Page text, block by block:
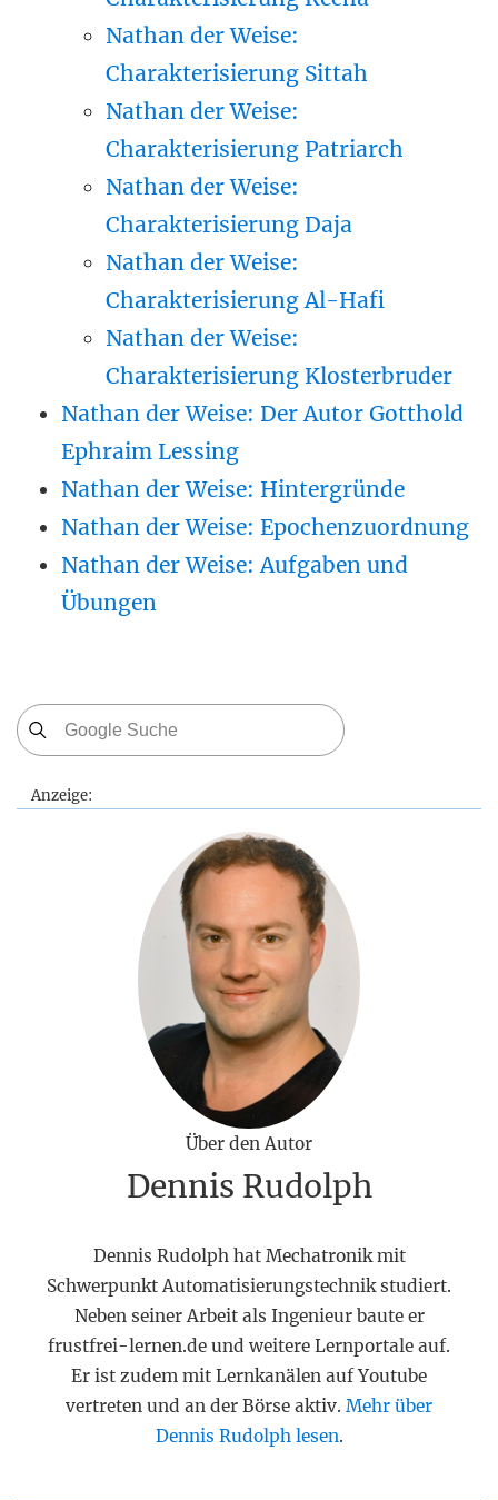
Nathan der Weise:
Charakterisierung Sittah
Nathan der Weise:
Charakterisierung Patriarch
Nathan der Weise:
Charakterisierung Daja
Nathan der Weise:
Charakterisierung Al-Hafi
Nathan der Weise:
Charakterisierung Klosterbruder
Nathan der Weise: Der Autor Gotthold
Ephraim Lessing
Nathan der Weise: Hintergründe
Nathan der Weise: Epochenzuordnung
Nathan der Weise: Aufgaben und
Übungen
Anzeige:
Über den Autor
Dennis Rudolph
Dennis Rudolph hat Mechatronik mit
Schwerpunkt Automatisierungstechnik studiert.
Neben seiner Arbeit als Ingenieur baute er
frustfrei-lernen.de und weitere Lernportale auf.
Er ist zudem mit Lernkanälen auf Youtube
vertreten und an der Börse aktiv. Mehr über
Dennis Rudolph lesen.